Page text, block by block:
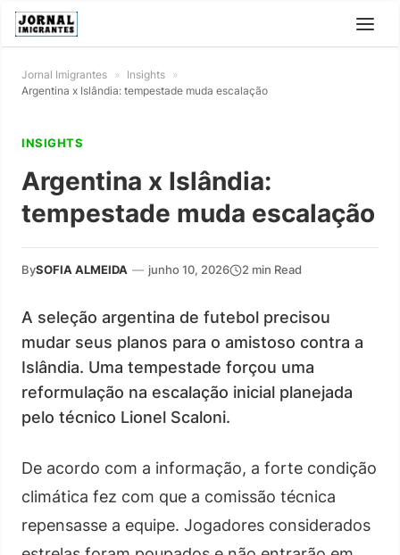
Jornal Imigrantes » Insights »
Argentina x Islândia: tempestade muda escalação
INSIGHTS
Argentina x Islândia:
tempestade muda escalação
BySOFIA ALMEIDA — junho 10, 2026 2 min Read
A seleção argentina de futebol precisou
mudar seus planos para o amistoso contra a
Islândia. Uma tempestade forçou uma
reformulação na escalação inicial planejada
pelo técnico Lionel Scaloni.
De acordo com a informação, a forte condição
climática fez com que a comissão técnica
repensasse a equipe. Jogadores considerados